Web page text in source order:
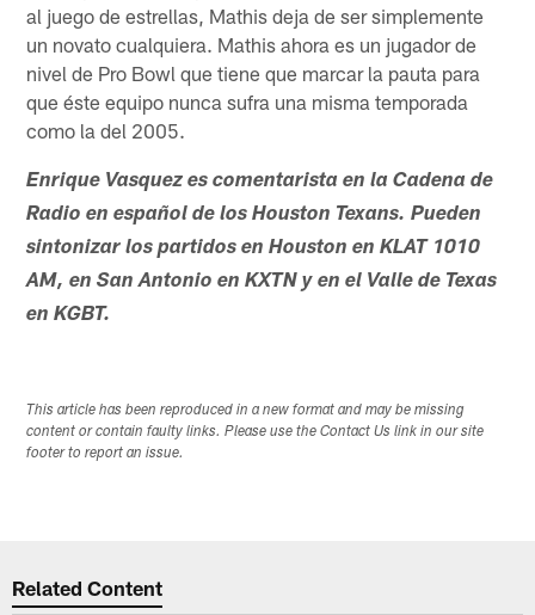
al juego de estrellas, Mathis deja de ser simplemente
un novato cualquiera. Mathis ahora es un jugador de
nivel de Pro Bowl que tiene que marcar la pauta para
que éste equipo nunca sufra una misma temporada
como la del 2005.
Enrique Vasquez es comentarista en la Cadena de
Radio en español de los Houston Texans. Pueden
sintonizar los partidos en Houston en KLAT 1010
AM, en San Antonio en KXTN y en el Valle de Texas
en KGBT.
This article has been reproduced in a new format and may be missing
content or contain faulty links. Please use the Contact Us link in our site
footer to report an issue.
Related Content